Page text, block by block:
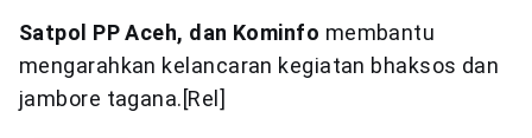
Satpol PP Aceh, dan Kominfo membantu
mengarahkan kelancaran kegiatan bhaksos dan
jambore tagana.[Rel]